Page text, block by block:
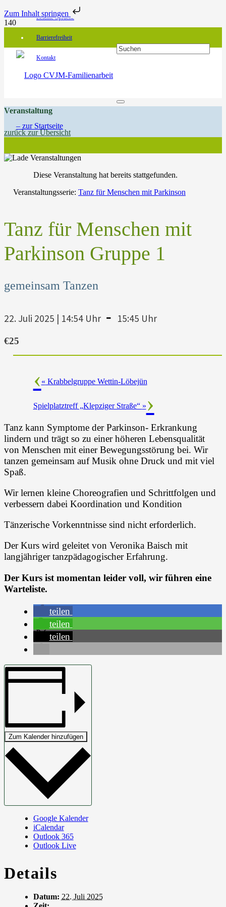
Zum Inhalt springen
Leichte Sprache
Barrierefreiheit
Kontakt
Veranstaltung
zurück zur Übersicht
Diese Veranstaltung hat bereits stattgefunden.
Veranstaltungsserie: Tanz für Menschen mit Parkinson
Tanz für Menschen mit
Parkinson Gruppe 1
gemeinsam Tanzen
22. Juli 2025 | 14:54 Uhr - 15:45 Uhr
€25
« Krabbelgruppe Wettin-Löbejün
Spielplatztreff „Klepziger Straße“ »
Tanz kann Symptome der Parkinson- Erkrankung
lindern und trägt so zu einer höheren Lebensqualität
von Menschen mit einer Bewegungsstörung bei. Wir
tanzen gemeinsam auf Musik ohne Druck und mit viel
Spaß.
Wir lernen kleine Choreografien und Schrittfolgen und
verbessern dabei Koordination und Kondition
Tänzerische Vorkenntnisse sind nicht erforderlich.
Der Kurs wird geleitet von Veronika Baisch mit
langjähriger tanzpädagogischer Erfahrung.
Der Kurs ist momentan leider voll, wir führen eine
Warteliste.
teilen
teilen
teilen
Zum Kalender hinzufügen
Google Kalender
iCalendar
Outlook 365
Outlook Live
Details
Datum: 22. Juli 2025